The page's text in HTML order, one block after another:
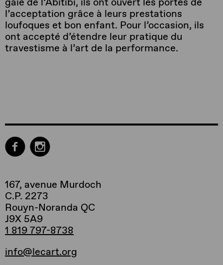
l’acceptation grâce à leurs prestations
loufoques et bon enfant. Pour l’occasion, ils
ont accepté d’étendre leur pratique du
travestisme à l’art de la performance.
167, avenue Murdoch
C.P. 2273
Rouyn-Noranda QC
J9X 5A9
1 819 797-8738
info@lecart.org